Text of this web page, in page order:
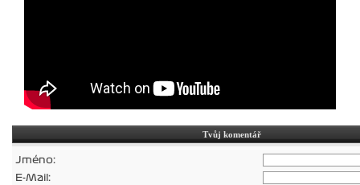
Tvůj komentář
Jméno:
E-Mail: